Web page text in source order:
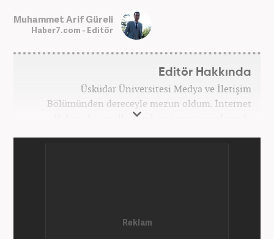
Muhammet Arif Güreli
Haber7.com - Editör
Editör Hakkında
Üsküdar Üniversitesi Medya ve İletişim
Bölümünden dereceyle mezun oldum. İnternet
Haberciliğine ilk olarak üniversite sıralarında
grafik ve video hazırladım. Kariyerime Haber7'de